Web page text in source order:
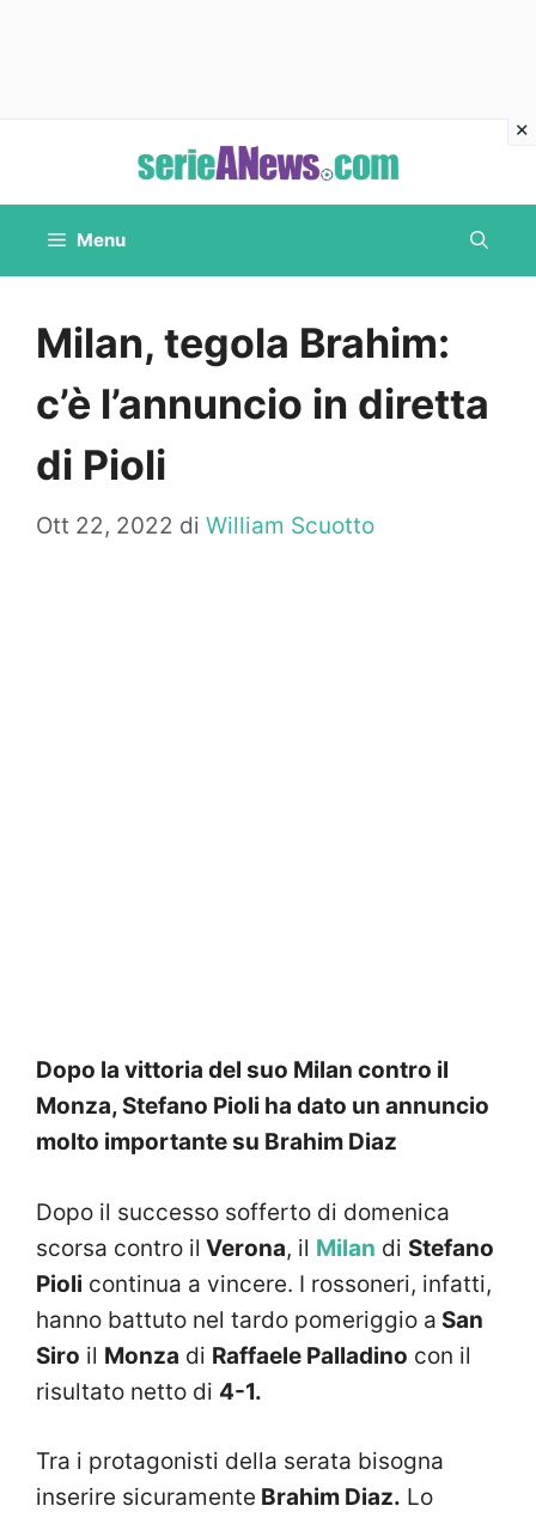
contenuto
Menu
Milan, tegola Brahim:
c’è l’annuncio in diretta
di Pioli
Ott 22, 2022 di William Scuotto
Dopo la vittoria del suo Milan contro il
Monza, Stefano Pioli ha dato un annuncio
molto importante su Brahim Diaz
Dopo il successo sofferto di domenica
scorsa contro il Verona, il Milan di Stefano
Pioli continua a vincere. I rossoneri, infatti,
hanno battuto nel tardo pomeriggio a San
Siro il Monza di Raffaele Palladino con il
risultato netto di 4-1.
Tra i protagonisti della serata bisogna
inserire sicuramente Brahim Diaz. Lo